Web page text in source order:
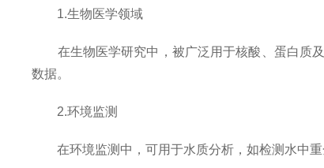
1.生物医学领域
在生物医学研究中，被广泛用于核酸、蛋白质及
数据。
2.环境监测
在环境监测中，可用于水质分析，如检测水中重